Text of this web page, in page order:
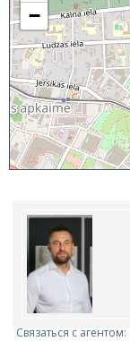
−
Связаться с агентом: